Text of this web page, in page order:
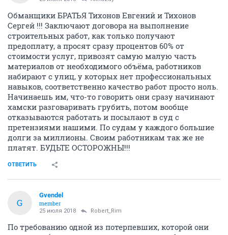
Обманщики БРАТЬЯ Тихонов Евгений и Тихонов
Сергей !!! Заключают договора на выполнение
строительных работ, как только получают
предоплату, а просят сразу процентов 60% от
стоимости услуг, привозят самую малую часть
материалов от необходимого объёма, работников
набирают с улиц, у которых нет профессиональных
навыков, соответственно качество работ просто ноль.
Начинаешь им, что-то говорить они сразу начинают
хамски разговаривать грубить, потом вообще
отказываются работать и посылают в суд с
претензиями нашими. По судам у каждого большие
долги за миллионы. Своим работникам так же не
платят. БУДЬТЕ ОСТОРОЖНЫ!!!
ОТВЕТИТЬ
G
Gvendel
member
25 июля 2018 Robert_Rim
По требованию одной из потерпевших, которой они